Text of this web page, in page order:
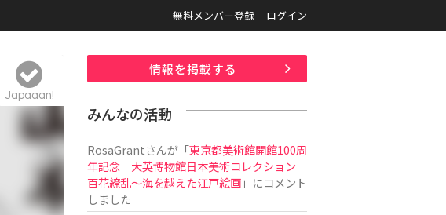
無料メンバー登録 ログイン
Japaaan!
情報を掲載する
みんなの活動
RosaGrantさんが「東京都美術館開館100周
年記念 大英博物館日本美術コレクション
百花繚乱～海を越えた江戸絵画」にコメント
しました